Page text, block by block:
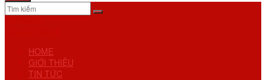
HOME
GIỚI THIỆU
TIN TỨC